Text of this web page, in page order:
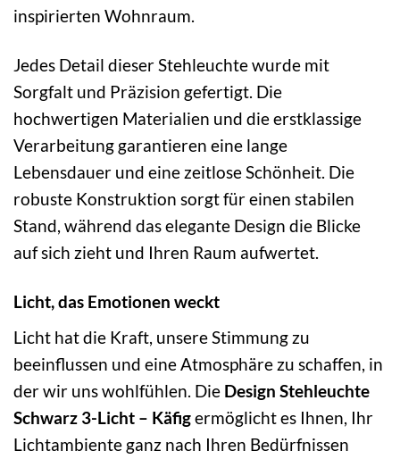
inspirierten Wohnraum.
Jedes Detail dieser Stehleuchte wurde mit
Sorgfalt und Präzision gefertigt. Die
hochwertigen Materialien und die erstklassige
Verarbeitung garantieren eine lange
Lebensdauer und eine zeitlose Schönheit. Die
robuste Konstruktion sorgt für einen stabilen
Stand, während das elegante Design die Blicke
auf sich zieht und Ihren Raum aufwertet.
Licht, das Emotionen weckt
Licht hat die Kraft, unsere Stimmung zu
beeinflussen und eine Atmosphäre zu schaffen, in
der wir uns wohlfühlen. Die Design Stehleuchte
Schwarz 3-Licht – Käfigermöglicht es Ihnen, Ihr
Lichtambiente ganz nach Ihren Bedürfnissen